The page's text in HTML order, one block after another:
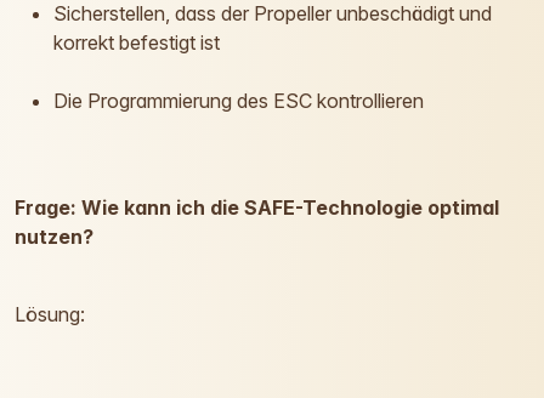
Sicherstellen, dass der Propeller unbeschädigt und
korrekt befestigt ist
Die Programmierung des ESC kontrollieren
Frage: Wie kann ich die SAFE-Technologie optimal
nutzen?
Lösung: